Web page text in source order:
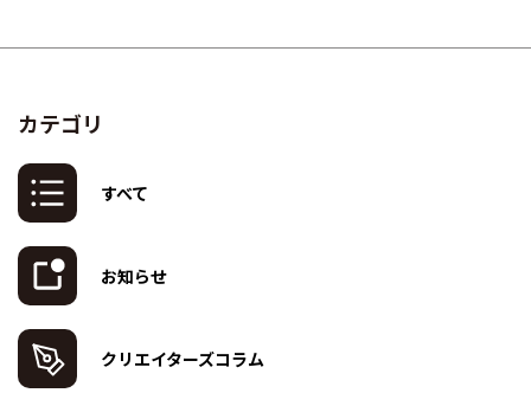
カテゴリ
すべて
お知らせ
クリエイターズコラム